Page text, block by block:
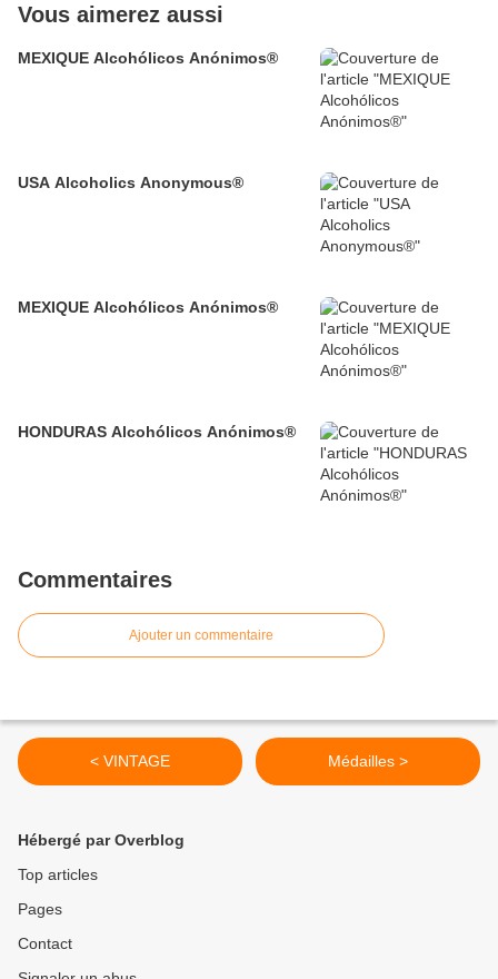
Vous aimerez aussi
MEXIQUE Alcohólicos Anónimos®
USA Alcoholics Anonymous®
MEXIQUE Alcohólicos Anónimos®
HONDURAS Alcohólicos Anónimos®
Commentaires
Ajouter un commentaire
< VINTAGE Médailles >
Hébergé par Overblog
Top articles
Pages
Contact